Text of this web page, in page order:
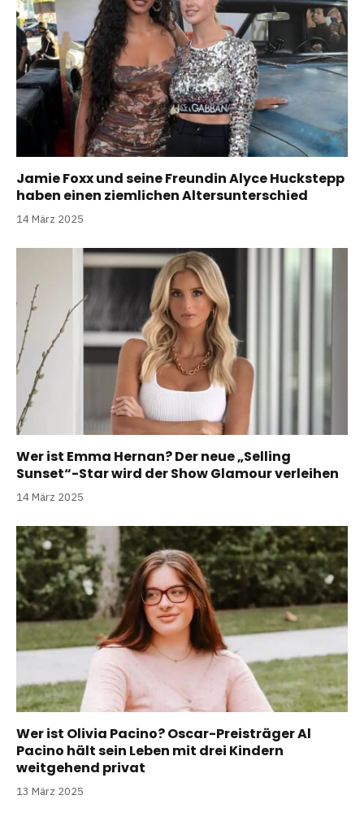
Jamie Foxx und seine Freundin Alyce Huckstepp
haben einen ziemlichen Altersunterschied
14 März 2025
Wer ist Emma Hernan? Der neue „Selling
Sunset“-Star wird der Show Glamour verleihen
14 März 2025
Wer ist Olivia Pacino? Oscar-Preisträger Al
Pacino hält sein Leben mit drei Kindern
weitgehend privat
13 März 2025